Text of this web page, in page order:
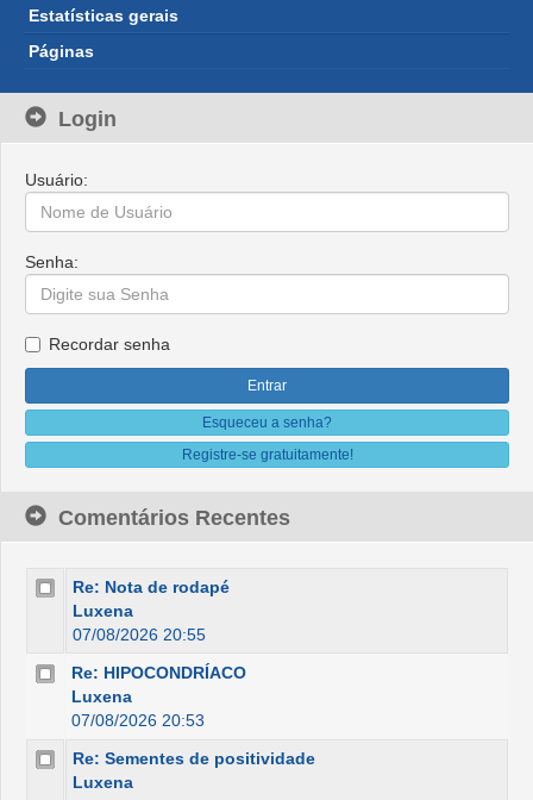
Estatísticas gerais
Páginas
Login
Usuário:
Senha:
Recordar senha
Esqueceu a senha?
Registre-se gratuitamente!
Comentários Recentes
Re: Nota de rodapé
Luxena
07/08/2026 20:55
Re: HIPOCONDRÍACO
Luxena
07/08/2026 20:53
Re: Sementes de positividade
Luxena